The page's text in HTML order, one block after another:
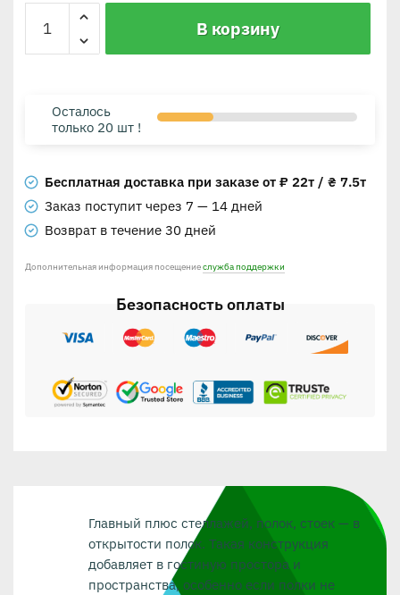
В корзину
Осталось
только 20 шт !
Бесплатная доставка при заказе от ₽ 22т / ₴ 7.5т
Заказ поступит через 7 — 14 дней
Возврат в течение 30 дней
Дополнительная информация посещениеслужба поддержки
Безопасность оплаты
Главный плюс стеллажей, полок, стоек — в
открытости полок. Такая конструкция
добавляет в гостиную простора и
пространства, особенно если полки не